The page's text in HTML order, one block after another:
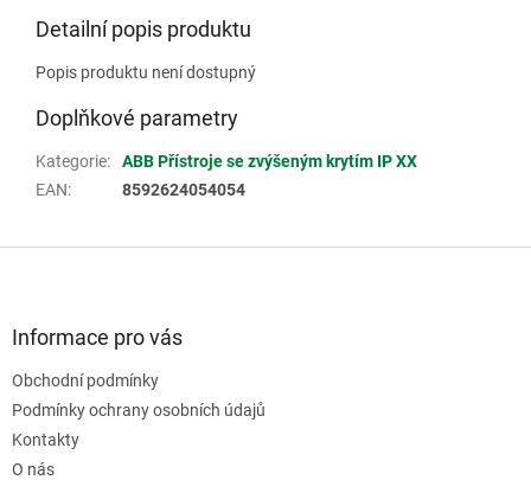
Detailní popis produktu
Popis produktu není dostupný
Doplňkové parametry
Kategorie:
ABB Přístroje se zvýšeným krytím IP XX
EAN: 8592624054054
Informace pro vás
Obchodní podmínky
Podmínky ochrany osobních údajů
Kontakty
O nás